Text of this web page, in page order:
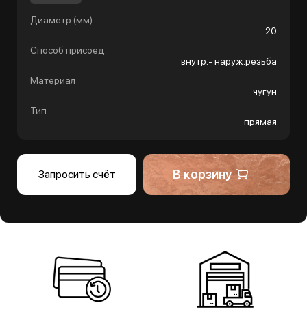
Диаметр (мм)
20
Способ присоед.
внутр.- наруж.резьба
Материал
чугун
Тип
прямая
Запросить счёт В корзину